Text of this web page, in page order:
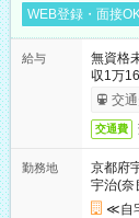
WEB登録・面接
給与
無資格
収1万
交
交通費
勤務地
京都府
宇治(奈
≪自